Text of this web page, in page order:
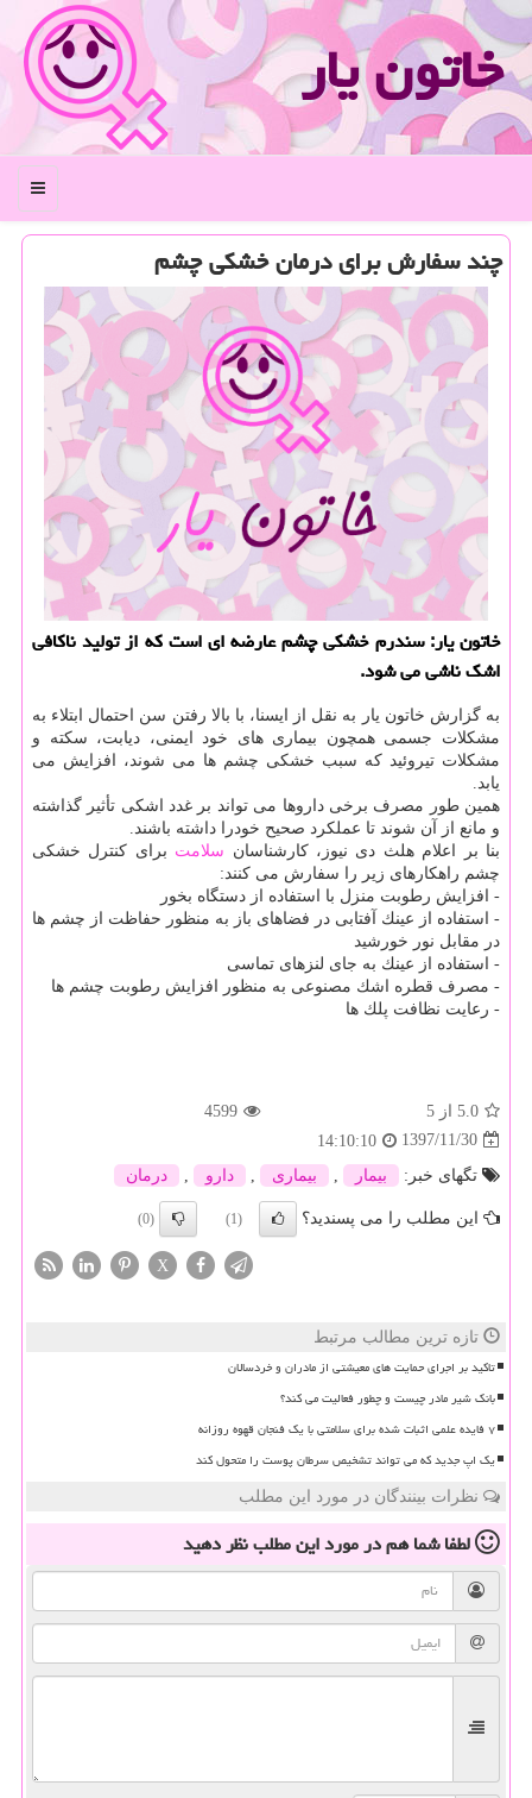
خاتون یار
منو
چند سفارش برای درمان خشكی چشم
خاتون یار: سندرم خشكی چشم عارضه ای است كه از تولید ناكافی
اشك ناشی می شود.
به گزارش خاتون یار به نقل از ایسنا، با بالا رفتن سن احتمال ابتلاء به
مشكلات جسمی همچون بیماری های خود ایمنی، دیابت، سكته و
مشكلات تیروئید كه سبب خشكی چشم ها می شوند، افزایش می
یابد.
همین طور مصرف برخی داروها می تواند بر غدد اشكی تأثیر گذاشته
و مانع از آن شوند تا عملكرد صحیح خودرا داشته باشند.
بنا بر اعلام هلث دی نیوز، كارشناسان سلامت برای كنترل خشكی
چشم راهكارهای زیر را سفارش می كنند:
- افزایش رطوبت منزل با استفاده از دستگاه بخور
- استفاده از عینك آفتابی در فضاهای باز به منظور حفاظت از چشم ها
در مقابل نور خورشید
- استفاده از عینك به جای لنزهای تماسی
- مصرف قطره اشك مصنوعی به منظور افزایش رطوبت چشم ها
- رعایت نظافت پلك ها
5.0 از 5
4599
1397/11/30
14:10:10
تگهای خبر:
بیمار بیماری دارو درمان
این مطلب را می پسندید؟ (1)
(0)
X
تازه ترین مطالب مرتبط
تاکید بر اجرای حمایت های معیشتی از مادران و خردسالان
بانک شیر مادر چیست و چطور فعالیت می کند؟
۷ فایده علمی اثبات شده برای سلامتی با یک فنجان قهوه روزانه
یک اپ جدید که می تواند تشخیص سرطان پوست را متحول کند
نظرات بینندگان در مورد این مطلب
لطفا شما همدر مورد این مطلبنظر دهید